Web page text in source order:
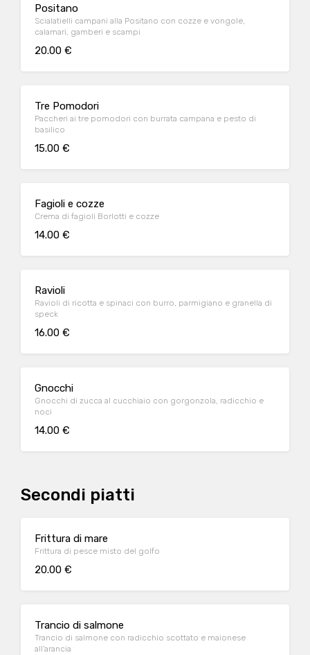
Positano
Scialatielli campani alla Positano con cozze e vongole,
calamari, gamberi e scampi
20.00 €
Tre Pomodori
Paccheri ai tre pomodori con burrata campana e pesto di
basilico
15.00 €
Fagioli e cozze
Crema di fagioli Borlotti e cozze
14.00 €
Ravioli
Ravioli di ricotta e spinaci con burro, parmigiano e granella di
speck
16.00 €
Gnocchi
Gnocchi di zucca al cucchiaio con gorgonzola, radicchio e
noci
14.00 €
Secondi piatti
Frittura di mare
Frittura di pesce misto del golfo
20.00 €
Trancio di salmone
Trancio di salmone con radicchio scottato e maionese
all'arancia